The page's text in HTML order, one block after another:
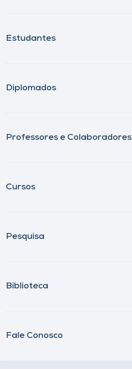
Estudantes
Diplomados
Professores e Colaboradores
Cursos
Pesquisa
Biblioteca
Fale Conosco